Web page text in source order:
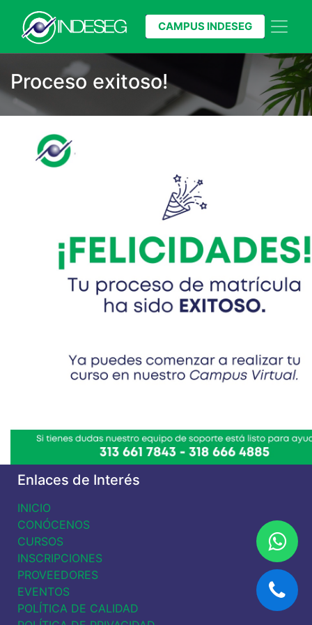
CAMPUS INDESEG
Proceso exitoso!
Enlaces de Interés
INICIO
CONÓCENOS
CURSOS
INSCRIPCIONES
PROVEEDORES
EVENTOS
POLÍTICA DE CALIDAD